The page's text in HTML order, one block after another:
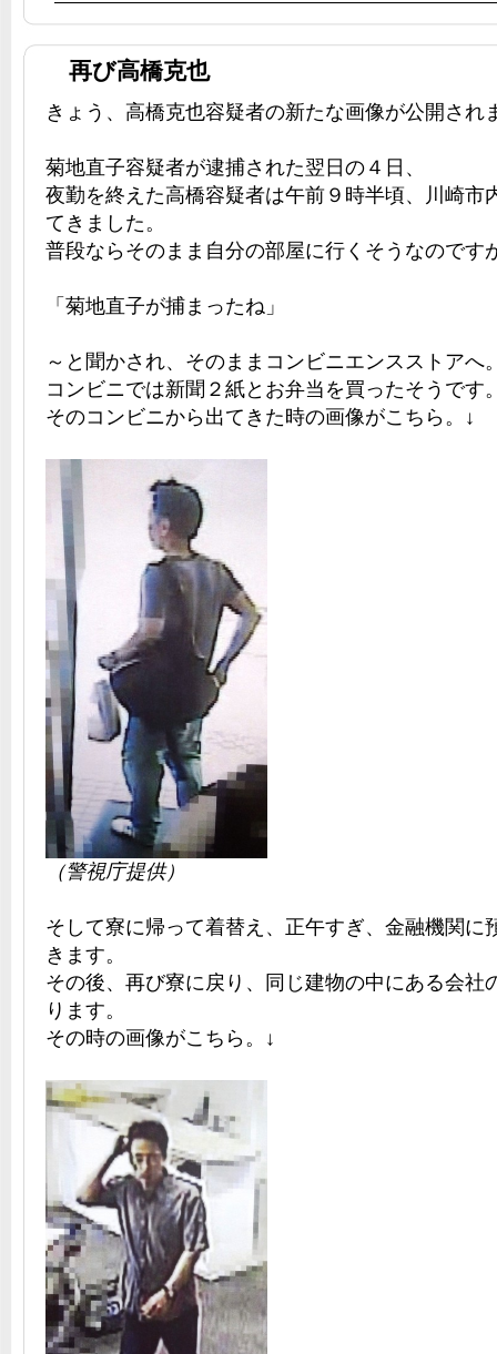
再び高橋克也
きょう、高橋克也容疑者の新たな画像が公開され
菊地直子容疑者が逮捕された翌日の４日、
夜勤を終えた高橋容疑者は午前９時半頃、川崎市
てきました。
普段ならそのまま自分の部屋に行くそうなのです
「菊地直子が捕まったね」
～と聞かされ、そのままコンビニエンスストアへ
コンビニでは新聞２紙とお弁当を買ったそうです
そのコンビニから出てきた時の画像がこちら。↓
（警視庁提供）
そして寮に帰って着替え、正午すぎ、金融機関に
きます。
その後、再び寮に戻り、同じ建物の中にある会社
ります。
その時の画像がこちら。↓